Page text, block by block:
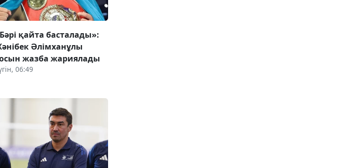
қайта басталады»:
Әлімханұлы
жазба жариялады
06:49